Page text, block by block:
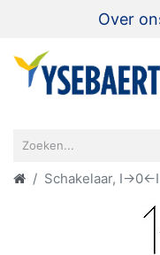
Over
Schakelaar, I-